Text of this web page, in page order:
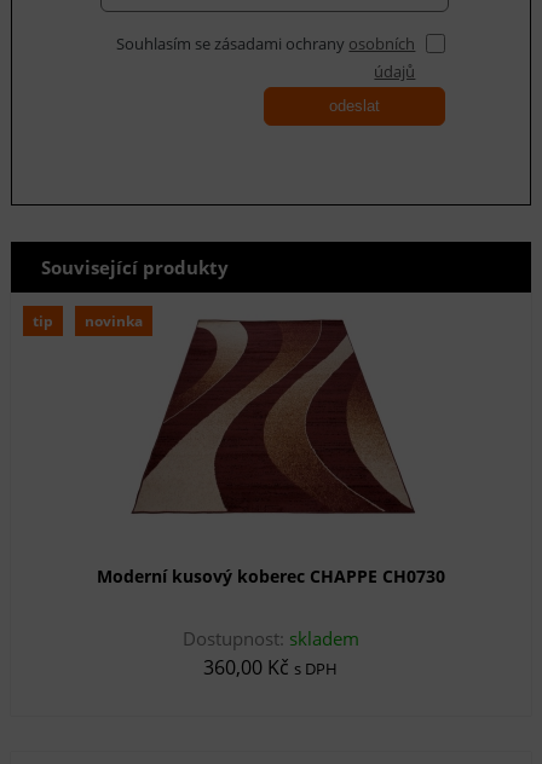
Souhlasím se zásadami ochrany osobních
údajů
odeslat
Související produkty
tip novinka
Moderní kusový koberec CHAPPE CH0730
Dostupnost: skladem
360,00 Kč s DPH